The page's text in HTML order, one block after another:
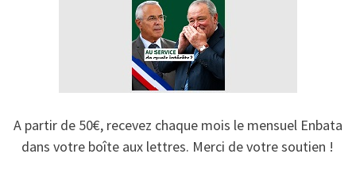
A partir de 50€, recevez chaque mois le mensuel Enbata
dans votre boîte aux lettres. Merci de votre soutien !